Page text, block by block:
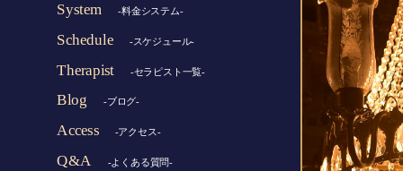
System -料金システム-
Schedule -スケジュール-
Therapist -セラピスト一覧-
Blog -ブログ-
Access -アクセス-
Q&A -よくある質問-